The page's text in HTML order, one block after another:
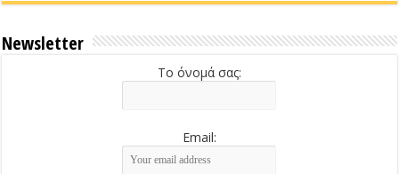
Newsletter
Το όνομά σας:
Email: